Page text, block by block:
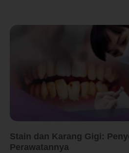
Stain dan Karang Gigi:
Perawatannya